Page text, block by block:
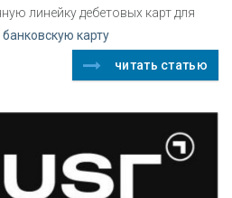
линейку дебетовых карт для
карту
читать статью